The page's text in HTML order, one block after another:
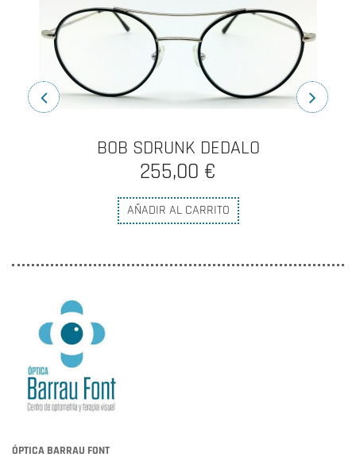
BOB SDRUNK DEDALO
255,00 €
AÑADIR AL CARRITO
ÓPTICA BARRAU FONT